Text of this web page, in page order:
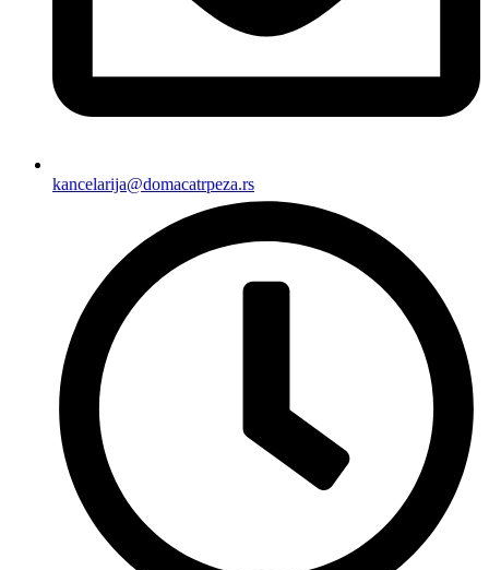
kancelarija@domacatrpeza.rs